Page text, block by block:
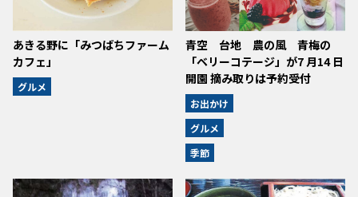
あきる野に「みつばちファーム
カフェ」
グルメ
青空 台地 農の風 青梅の
「ベリーコテージ」が7 月14 日
開園 摘み取りは予約受付
お出かけ
グルメ
季節